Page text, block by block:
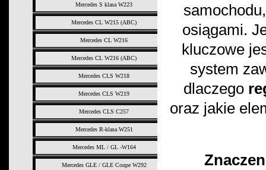
Mercedes S klasa W223
Mercedes CL W215 (ABC)
Mercedes CL W216
Mercedes CL W216 (ABC)
Mercedes CLS W218
Mercedes CLS W219
Mercedes CLS C257
Mercedes R-klasa W251
Mercedes ML / GL -W164
Mercedes GLE / GLE Coupe W292
osiągami.
kluczowe
system
dlaczego
oraz jakie